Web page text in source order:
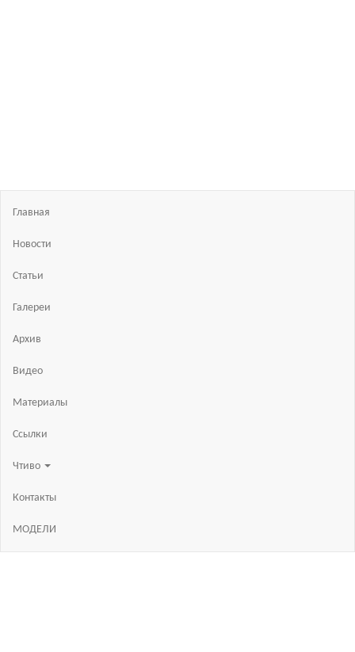
Главная
Новости
Статьи
Галереи
Архив
Видео
Материалы
Ссылки
Чтиво
Контакты
МОДЕЛИ